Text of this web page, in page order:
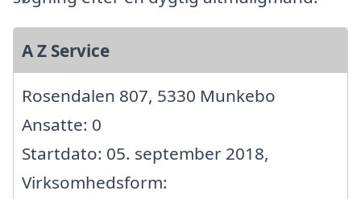
A Z Service
Rosendalen 807, 5330 Munkebo
Ansatte: 0
Startdato: 05. september 2018,
Virksomhedsform: